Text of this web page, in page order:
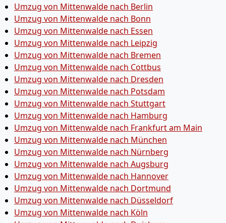
Umzug von Mittenwalde nach Berlin
Umzug von Mittenwalde nach Bonn
Umzug von Mittenwalde nach Essen
Umzug von Mittenwalde nach Leipzig
Umzug von Mittenwalde nach Bremen
Umzug von Mittenwalde nach Cottbus
Umzug von Mittenwalde nach Dresden
Umzug von Mittenwalde nach Potsdam
Umzug von Mittenwalde nach Stuttgart
Umzug von Mittenwalde nach Hamburg
Umzug von Mittenwalde nach Frankfurt am Main
Umzug von Mittenwalde nach München
Umzug von Mittenwalde nach Nürnberg
Umzug von Mittenwalde nach Augsburg
Umzug von Mittenwalde nach Hannover
Umzug von Mittenwalde nach Dortmund
Umzug von Mittenwalde nach Düsseldorf
Umzug von Mittenwalde nach Köln